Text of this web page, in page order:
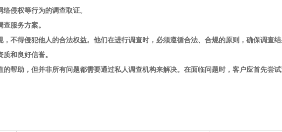
侵权等行为的调查取证。
服务方案。
得侵犯他人的合法权益。他们在进行调查时，必须遵循合法、合规的原则，确保调查
和良好信誉。
助，但并非所有问题都需要通过私人调查机构来解决。在面临问题时，客户应首先尝